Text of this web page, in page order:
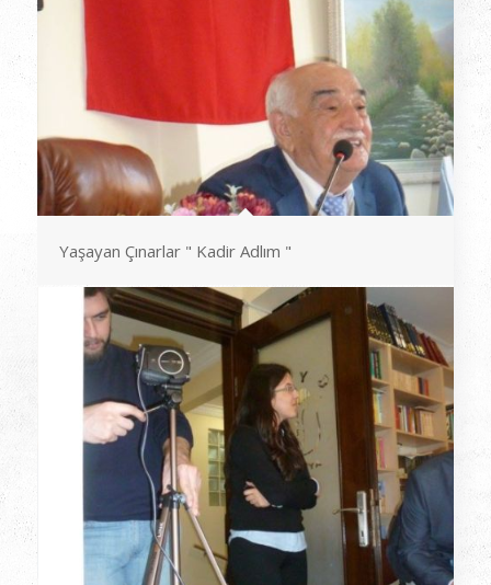
Yaşayan Çınarlar " Kadir Adlım "